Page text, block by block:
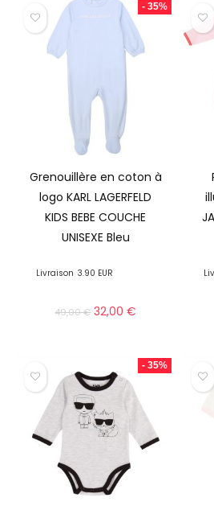
- 35%
Grenouillère en coton à
logo KARL LAGERFELD
KIDS BEBE COUCHE
UNISEXE Bleu
Livraison 3.90 EUR
49,00€ 32,00€
- 35%